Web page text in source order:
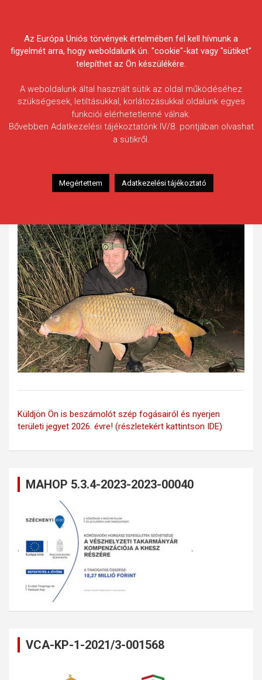
Egyesületek Szövetsége
Vizi Gergő
Halfaj: Ponty
Fogott hal adatai: 15 kg
Küldjön Ön is beszámolót szép fogásairól és nyerjen
területi jegyet 2026. évre! (részletekért kattintson IDE)
MAHOP 5.3.4-2023-2023-00040
VCA-KP-1-2021/3-001568
Az Európa Uniós törvények értelmében fel kell hívnunk a
figyelmét arra, hogy weboldalunk ún. "cookie"-kat vagy "sütiket"
telepíthet az Ön készülékére.
A weboldalunk által használt sütik az oldal működéséhez
szükségesek, letiltásukkal, korlátozásukkal oldalunk egyes
funkciói elérhetetlenné válnak.
Bővebben Adatkezelési tájékoztatónk IV/8. pontjában olvashat
a sütikről.
Megértettem Adatkezelési tájékoztató